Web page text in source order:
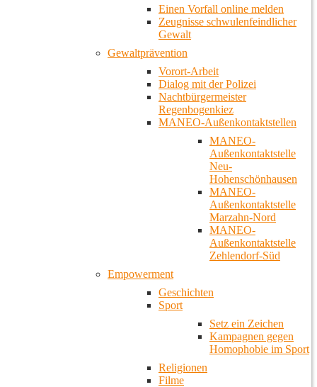
Einen Vorfall online melden
Zeugnisse schwulenfeindlicher
Gewalt
Gewaltprävention
Vorort-Arbeit
Dialog mit der Polizei
Nachtbürgermeister
Regenbogenkiez
MANEO-Außenkontaktstellen
MANEO-
Außenkontaktstelle
Neu-
Hohenschönhausen
MANEO-
Außenkontaktstelle
Marzahn-Nord
MANEO-
Außenkontaktstelle
Zehlendorf-Süd
Empowerment
Geschichten
Sport
Setz ein Zeichen
Kampagnen gegen
Homophobie im Sport
Religionen
Filme